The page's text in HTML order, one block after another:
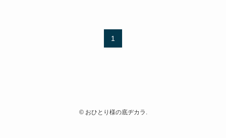
1
©おひとり様の底ヂカラ.